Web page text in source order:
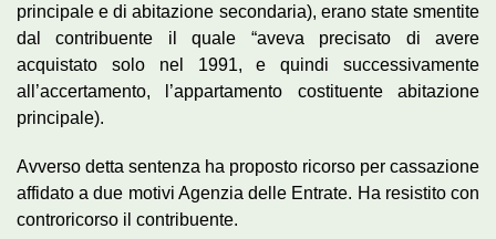
principale e di abitazione secondaria), erano state smentite
dal contribuente il quale “aveva precisato di avere
acquistato solo nel 1991, e quindi successivamente
all’accertamento, l’appartamento costituente abitazione
principale).
Avverso detta sentenza ha proposto ricorso per cassazione
affidato a due motivi Agenzia delle Entrate. Ha resistito con
controricorso il contribuente.